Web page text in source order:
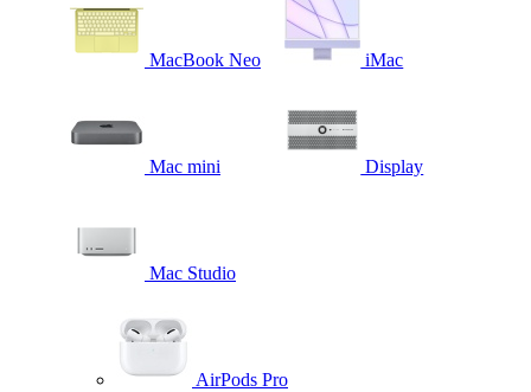
MacBook Neo iMac
Mac mini Display
Mac Studio
AirPods Pro